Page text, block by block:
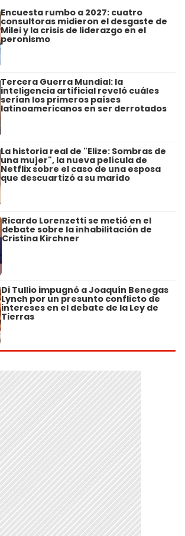
Encuesta rumbo a 2027: cuatro
consultoras midieron el desgaste de
Milei y la crisis de liderazgo en el
peronismo
Tercera Guerra Mundial: la
inteligencia artificial reveló cuáles
serían los primeros países
latinoamericanos en ser derrotados
La historia real de "Elize: Sombras de
una mujer", la nueva película de
Netflix sobre el caso de una esposa
que descuartizó a su marido
Ricardo Lorenzetti se metió en el
debate sobre la inhabilitación de
Cristina Kirchner
Di Tullio impugnó a Joaquín Benegas
Lynch por un presunto conflicto de
intereses en el debate de la Ley de
Tierras